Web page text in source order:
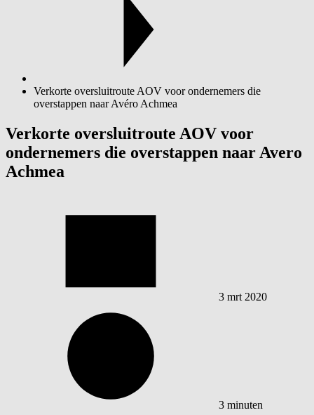
Verkorte oversluitroute AOV voor ondernemers die
overstappen naar Avéro Achmea
Verkorte oversluitroute AOV voor
ondernemers die overstappen naar Avero
Achmea
3 mrt 2020
3 minuten